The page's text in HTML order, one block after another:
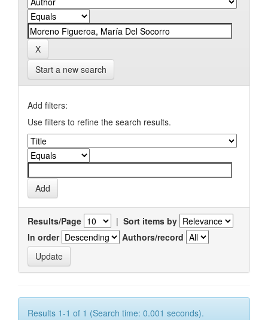
Start a new search
Add filters:
Use filters to refine the search results.
Results/Page | Sort items by
In order
Authors/record
Results 1-1 of 1 (Search time: 0.001 seconds).